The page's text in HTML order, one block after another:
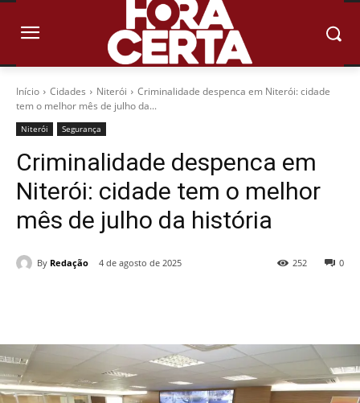
Início Cidades Niterói
Criminalidade despenca em Niterói: cidade
tem o melhor mês de julho da...
Niterói Segurança
Criminalidade despenca em
Niterói: cidade tem o melhor
mês de julho da história
By Redação 4 de agosto de 2025 0
252